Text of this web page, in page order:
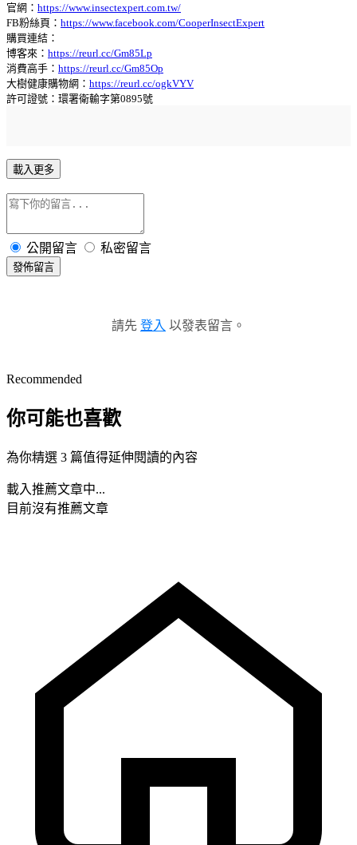
官網： https://www.insectexpert.com.tw/
FB粉絲頁： https://www.facebook.com/CooperInsectExpert
購買連結：
博客來： https://reurl.cc/Gm85Lp
消費高手： https://reurl.cc/Gm85Op
大樹健康購物網： https://reurl.cc/ogkVYV
許可證號：環署衛輸字第0895號
載入更多
公開留言 私密留言
發佈留言
請先 登入 以發表留言。
Recommended
你可能也喜歡
為你精選 3 篇值得延伸閱讀的內容
載入推薦文章中...
目前沒有推薦文章